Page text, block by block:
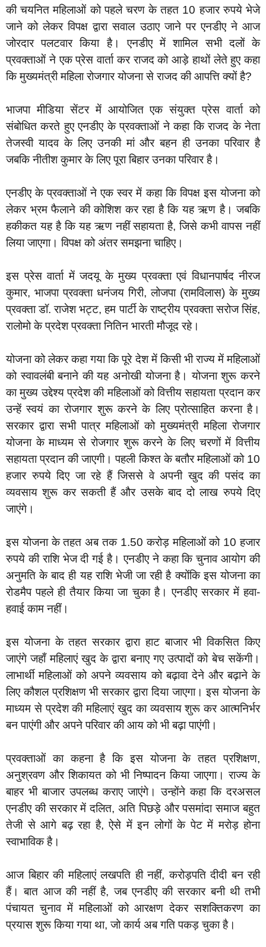
की चयनित महिलाओं को पहले चरण के तहत 10 हजार रुपये भेजे
जाने को लेकर विपक्ष द्वारा सवाल उठाए जाने पर एनडीए ने आज
जोरदार पलटवार किया है। एनडीए में शामिल सभी दलों के
प्रवक्ताओं ने एक प्रेस वार्ता कर राजद को आड़े हाथों लेते हुए कहा
कि मुख्यमंत्री महिला रोजगार योजना से राजद की आपत्ति क्यों है?
‎भाजपा मीडिया सेंटर में आयोजित एक संयुक्त प्रेस वार्ता को
संबोधित करते हुए एनडीए के प्रवक्ताओं ने कहा कि राजद के नेता
तेजस्वी यादव के लिए उनकी मां और बहन ही उनका परिवार है
जबकि नीतीश कुमार के लिए पूरा बिहार उनका परिवार है।
‎एनडीए के प्रवक्ताओं ने एक स्वर में कहा कि विपक्ष इस योजना को
लेकर भ्रम फैलाने की कोशिश कर रहा है कि यह ऋण है। जबकि
हकीकत यह है कि यह ऋण नहीं सहायता है, जिसे कभी वापस नहीं
लिया जाएगा। विपक्ष को अंतर समझना चाहिए।
‎इस प्रेस वार्ता में जदयू के मुख्य प्रवक्ता एवं विधानपार्षद नीरज
कुमार, भाजपा प्रवक्ता धनंजय गिरी, लोजपा (रामविलास) के मुख्य
प्रवक्ता डॉ. राजेश भट्ट, हम पार्टी के राष्ट्रीय प्रवक्ता सरोज सिंह,
रालोमो के प्रदेश प्रवक्ता नितिन भारती मौजूद रहे।
‎योजना को लेकर कहा गया कि पूरे देश में किसी भी राज्य में महिलाओं
को स्वावलंबी बनाने की यह अनोखी योजना है। योजना शुरू करने
का मुख्य उद्देश्य प्रदेश की महिलाओं को वित्तीय सहायता प्रदान कर
उन्हें स्वयं का रोजगार शुरू करने के लिए प्रोत्साहित करना है।
सरकार द्वारा सभी पात्र महिलाओं को मुख्यमंत्री महिला रोजगार
योजना के माध्यम से रोजगार शुरू करने के लिए चरणों में वित्तीय
सहायता प्रदान की जाएगी। पहली किश्त के बतौर महिलाओं को 10
हजार रुपये दिए जा रहे हैं जिससे वे अपनी खुद की पसंद का
व्यवसाय शुरू कर सकती हैं और उसके बाद दो लाख रुपये दिए
जाएंगे।
‎इस योजना के तहत अब तक 1.50 करोड़ महिलाओं को 10 हजार
रुपये की राशि भेज दी गई है। एनडीए ने कहा कि चुनाव आयोग की
अनुमति के बाद ही यह राशि भेजी जा रही है क्योंकि इस योजना का
रोडमैप पहले ही तैयार किया जा चुका है। एनडीए सरकार में हवा-
हवाई काम नहीं।
‎इस योजना के तहत सरकार द्वारा हाट बाजार भी विकसित किए
जाएंगे जहाँ महिलाएं खुद के द्वारा बनाए गए उत्पादों को बेच सकेंगी।
लाभार्थी महिलाओं को अपने व्यवसाय को बढ़ावा देने और बढ़ाने के
लिए कौशल प्रशिक्षण भी सरकार द्वारा दिया जाएगा। इस योजना के
माध्यम से प्रदेश की महिलाएं खुद का व्यवसाय शुरू कर आत्मनिर्भर
बन पाएंगी और अपने परिवार की आय को भी बढ़ा पाएंगी।
‎प्रवक्ताओं का कहना है कि इस योजना के तहत प्रशिक्षण,
अनुश्रवण और शिकायत को भी निष्पादन किया जाएगा। राज्य के
बाहर भी बाजार उपलब्ध कराए जाएंगे। उन्होंने कहा कि दरअसल
एनडीए की सरकार में दलित, अति पिछड़े और पसमांदा समाज बहुत
तेजी से आगे बढ़ रहा है, ऐसे में इन लोगों के पेट में मरोड़ होना
स्वाभाविक है।
‎आज बिहार की महिलाएं लखपति ही नहीं, करोड़पति दीदी बन रही
हैं। बात आज की नहीं है, जब एनडीए की सरकार बनी थी तभी
पंचायत चुनाव में महिलाओं को आरक्षण देकर सशक्तिकरण का
प्रयास शुरू किया गया था, जो कार्य अब गति पकड़ चुका है।